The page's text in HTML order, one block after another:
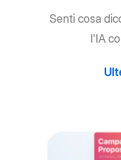
Senti cosa
l'IA